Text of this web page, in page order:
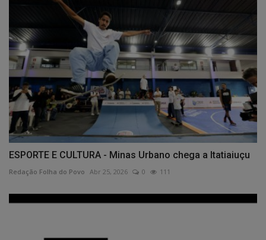
ESPORTE E CULTURA - Minas Urbano chega a Itatiaiuçu
Redação Folha do Povo Abr 25, 2026 0 111